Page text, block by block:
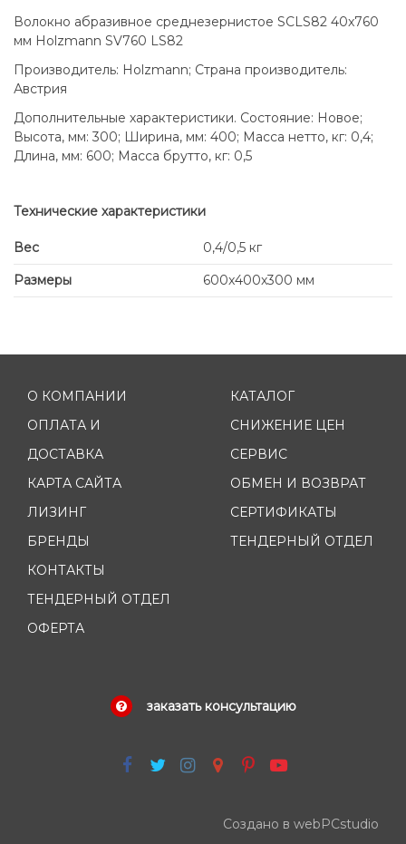
Волокно абразивное среднезернистое SCLS82 40x760
мм Holzmann SV760 LS82
Производитель: Holzmann; Страна производитель:
Австрия
Дополнительные характеристики. Состояние: Новое;
Высота, мм: 300; Ширина, мм: 400; Масса нетто, кг: 0,4;
Длина, мм: 600; Масса брутто, кг: 0,5
Технические характеристики
Вес
0,4/0,5 кг
Размеры
600x400x300 мм
О КОМПАНИИ
ОПЛАТА И
ДОСТАВКА
КАРТА САЙТА
ЛИЗИНГ
БРЕНДЫ
КОНТАКТЫ
ТЕНДЕРНЫЙ ОТДЕЛ
ОФЕРТА
КАТАЛОГ
СНИЖЕНИЕ ЦЕН
СЕРВИС
ОБМЕН И ВОЗВРАТ
СЕРТИФИКАТЫ
ТЕНДЕРНЫЙ ОТДЕЛ
заказать консультацию
Создано в webPCstudio